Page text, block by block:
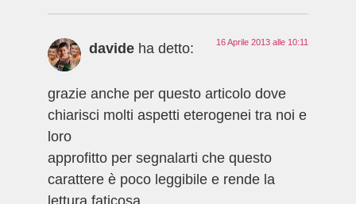
davide ha detto: 16 Aprile 2013 alle 10:11
grazie anche per questo articolo dove
chiarisci molti aspetti eterogenei tra noi e
loro
approfitto per segnalarti che questo
carattere è poco leggibile e rende la
lettura faticosa